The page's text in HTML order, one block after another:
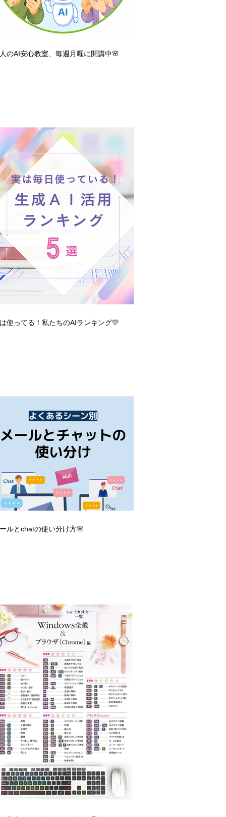
のAI安心教室、毎週月曜に開講中🌸
使ってる！私たちのAIランキング💛
ルとchatの使い分け方🌸